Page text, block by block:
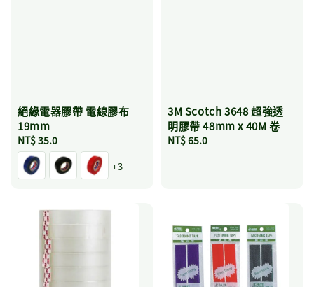
絕緣電器膠帶 電線膠布
19mm
Regular
price
NT$ 35.0
+3
3M Scotch 3648 超強透
明膠帶 48mm x 40M 卷
Regular
NT$ 65.0